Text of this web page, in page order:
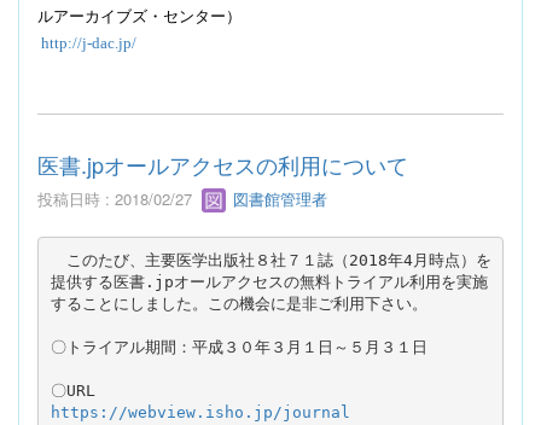
ルアーカイブズ・センター）
http://j-dac.jp/
医書.jpオールアクセスの利用について
投稿日時 : 2018/02/27 図書館管理者
このたび、主要医学出版社８社７１誌（2018年4月時点）を
提供する医書.jpオールアクセスの無料トライアル利用を実施
することにしました。この機会に是非ご利用下さい。
〇URL
https://webview.isho.jp/journal